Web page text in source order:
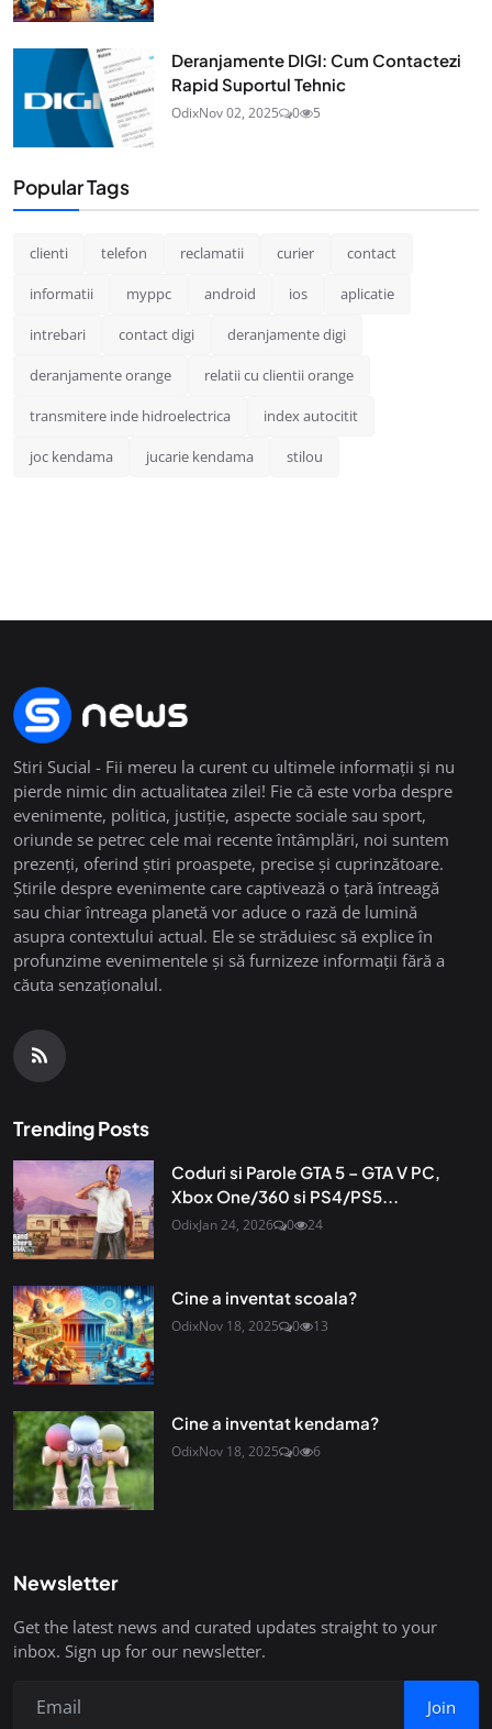
Deranjamente DIGI: Cum Contactezi
Rapid Suportul Tehnic
OdixNov 02, 2025 0 5
Popular Tags
clienti telefon reclamatii curier contact
informatii myppc android ios aplicatie
intrebari contact digi deranjamente digi
deranjamente orange relatii cu clientii orange
transmitere inde hidroelectrica index autocitit
joc kendama jucarie kendama stilou
Stiri Sucial - Fii mereu la curent cu ultimele informații și nu
pierde nimic din actualitatea zilei! Fie că este vorba despre
evenimente, politica, justiție, aspecte sociale sau sport,
oriunde se petrec cele mai recente întâmplări, noi suntem
prezenți, oferind știri proaspete, precise și cuprinzătoare.
Știrile despre evenimente care captivează o țară întreagă
sau chiar întreaga planetă vor aduce o rază de lumină
asupra contextului actual. Ele se străduiesc să explice în
profunzime evenimentele și să furnizeze informații fără a
căuta senzaționalul.
Trending Posts
Coduri si Parole GTA 5 – GTA V PC,
Xbox One/360 si PS4/PS5...
OdixJan 24, 2026 0 24
Cine a inventat scoala?
OdixNov 18, 2025 0 13
Cine a inventat kendama?
OdixNov 18, 2025 0 6
Newsletter
Get the latest news and curated updates straight to your
inbox. Sign up for our newsletter.
Join